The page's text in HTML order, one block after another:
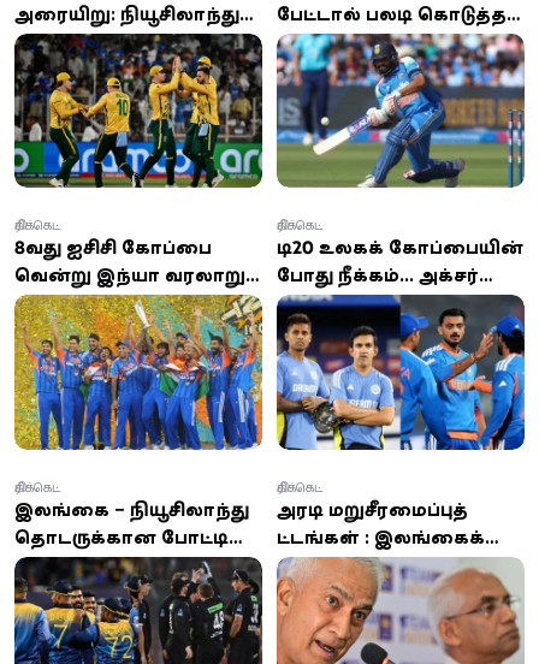
அரையிறுதி: நியூசிலாந்து
பந்துவீச்சு தேர்வு -
இறுதிப்போட்டிக்கு
முன்னேறுமா தென்
ஆப்பிரிக்கா?
பேட்டால் பதிலடி கொடுத்த
ரோகித் சர்மா: லார்ட்ஸில்
வரலாற்று சதம் விளாசிய
ஹிட்மேன்!
8வது ஐசிசி கோப்பை
வென்று இந்தியா வரலாறு…
ஆஸ்திரேலியாவுக்கு
அடுத்ததாக 2வது இடம்
கிரிக்கெட்
டி20 உலகக் கோப்பையின்
போது நீக்கம்... அக்சர்
படேலிடம் மன்னிப்பு
கேட்டார் சூர்யகுமார்
யாதவ்
கிரிக்கெட்
இலங்கை – நியூசிலாந்து
தொடருக்கான போட்டி
அட்டவணை வெளியீடு
கிரிக்கெட்
அதிரடி மறுசீரமைப்புத்
திட்டங்கள் : இலங்கைக்
கிரிக்கெட் புத்துயிர்
பெறுமா?
கிரிக்கெட்